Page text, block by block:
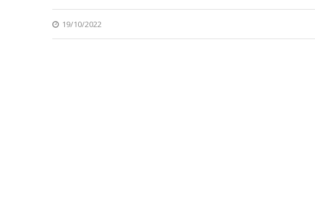
19/10/2022